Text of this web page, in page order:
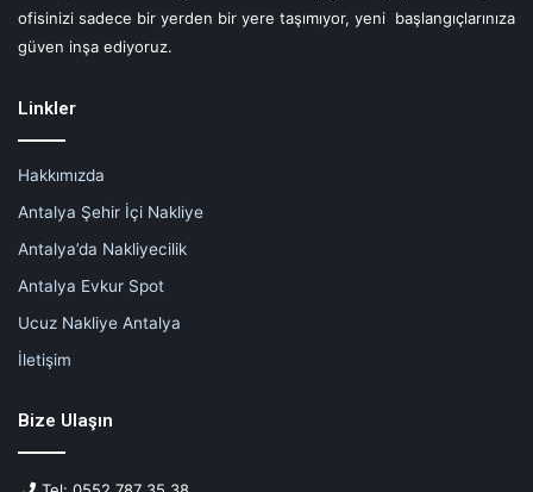
ofisinizi sadece bir yerden bir yere taşımıyor, yeni başlangıçlarınıza
güven inşa ediyoruz.
Linkler
Hakkımızda
Antalya Şehir İçi Nakliye
Antalya’da Nakliyecilik
Antalya Evkur Spot
Ucuz Nakliye Antalya
İletişim
Bize Ulaşın